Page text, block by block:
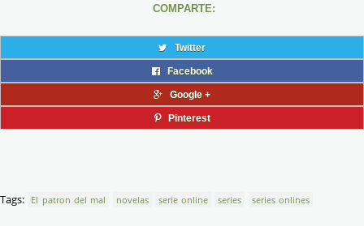
COMPARTE:
Twitter
Facebook
Google +
Pinterest
Tags: El patron del mal novelas serie online series series onlines